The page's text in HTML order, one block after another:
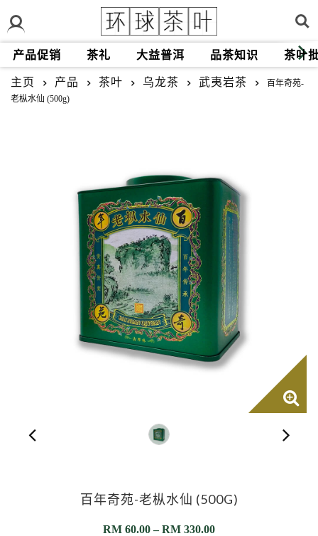
产品促销 茶礼 大益普洱 品茶知识 茶叶
主页 产品 茶叶 乌龙茶 武夷岩茶
百年奇苑-
老枞水仙 (500g)
百年奇苑-老枞水仙 (500G)
RM 60.00–RM 330.00